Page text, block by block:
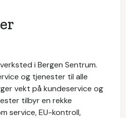
i Bergen Sentrum.
og tjenester til alle
vekt på kundeservice og
tilbyr en rekke
service, EU-kontroll,